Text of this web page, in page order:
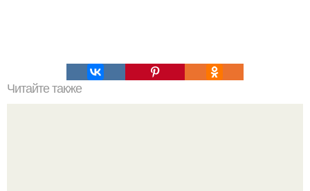
Читайте также